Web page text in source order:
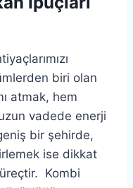
biri olan
atmak, hem
vadede enerji
bir şehirde,
ise dikkat
Kombi